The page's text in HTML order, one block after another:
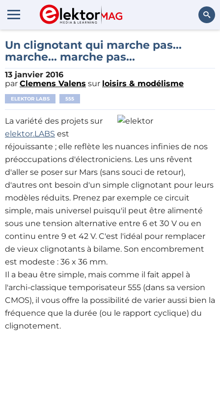
Un clignotant qui marche pas...
marche... marche pas...
13 janvier 2016
par Clemens Valens sur loisirs & modélisme
ELEKTOR LABS 555
La variété des projets sur
elektor.LABS est
réjouissante ; elle reflète les nuances infinies de nos
préoccupations d'électroniciens. Les uns rêvent
d'aller se poser sur Mars (sans souci de retour),
d'autres ont besoin d'un simple clignotant pour leurs
modèles réduits. Prenez par exemple ce circuit
simple, mais universel puisqu'il peut être alimenté
sous une tension alternative entre 6 et 30 V ou en
continu entre 9 et 42 V. C'est l'idéal pour remplacer
de vieux clignotants à bilame. Son encombrement
est modeste : 36 x 36 mm.
Il a beau être simple, mais comme il fait appel à
l'archi-classique temporisateur 555 (dans sa version
CMOS), il vous offre la possibilité de varier aussi bien la
fréquence que la durée (ou le rapport cyclique) du
clignotement.